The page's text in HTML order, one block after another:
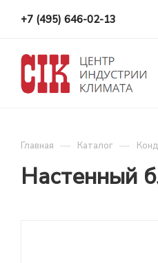
+7 (495) 646-02-13
Главная — Каталог —
Настенный